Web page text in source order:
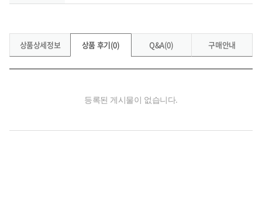
상품상세정보 상품 후기(0) Q&A(0) 구매안내